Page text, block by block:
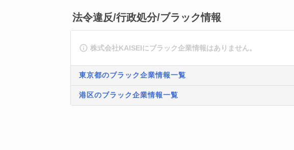
法令違反/行政処分/ブラック情報
株式会社KAISEIにブラック企業情報はありません。
東京都のブラック企業情報一覧
港区のブラック企業情報一覧